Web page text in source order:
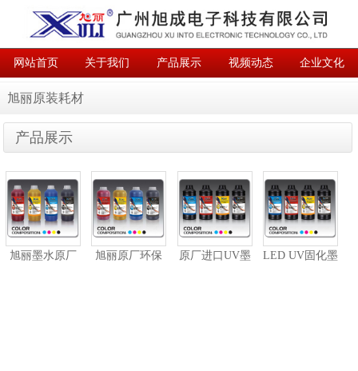
网站首页 关于我们 产品展示 视频动态 企业文化
联系我们
旭丽原装耗材
产品展示
旭丽墨水原厂
旭丽原厂环保
原厂进口UV墨
LED UV固化墨